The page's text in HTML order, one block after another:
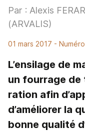
Par : Alexis
(ARVALIS)
01 mars 2017 -
L’ensilage de
un fourrage de
ration afin
d’améliorer la
bonne qualité